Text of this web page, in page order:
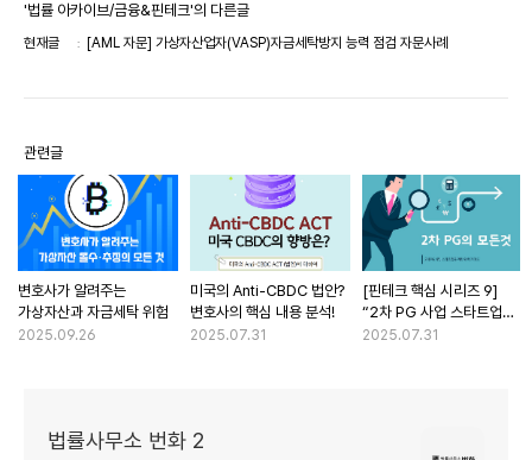
'법률 아카이브/금융&핀테크'의 다른글
현재글 [AML 자문] 가상자산업자(VASP)자금세탁방지 능력 점검 자문사례
관련글
변호사가 알려주는
가상자산과 자금세탁 위험
2025.09.26
미국의 Anti-CBDC 법안?
변호사의 핵심 내용 분석!
2025.07.31
[핀테크 핵심 시리즈 9]
“2차 PG 사업 스타트업을
위한 완벽 가이드:
2025.07.31
법률사무소 번화 2